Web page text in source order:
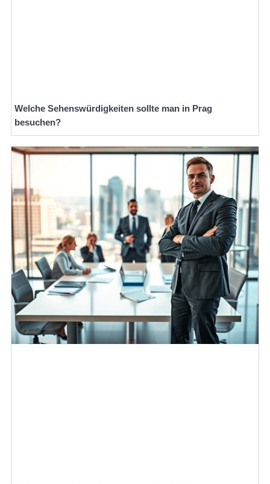
Welche Sehenswürdigkeiten sollte man in Prag
besuchen?